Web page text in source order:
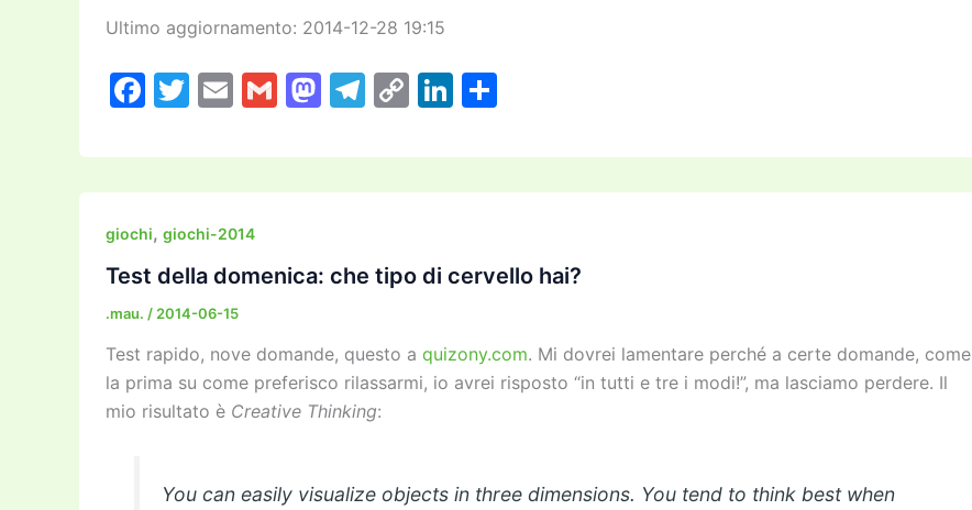
Ultimo aggiornamento: 2014-12-28 19:15
F
c
e
b
o
o
k
T
itt
er
E
ai
l
G
ai
l
M
st
o
o
T
e
gr
m
C
p
y
n
Li
k
e
n
n
di
di
giochi, giochi-2014
Test della domenica: che tipo di cervello hai?
.mau. / 2014-06-15
Test rapido, nove domande, questo a quizony.com. Mi dovrei lamentare perché a certe domande, come
la prima su come preferisco rilassarmi, io avrei risposto “in tutti e tre i modi!”, ma lasciamo perdere. Il
mio risultato è Creative Thinking:
You can easily visualize objects in three dimensions. You tend to think best when